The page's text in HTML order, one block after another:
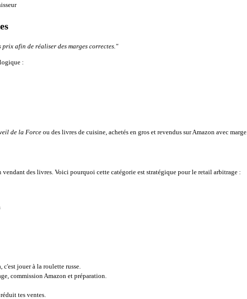
afin de réaliser des marges correctes."
:
de la Forceou des livres de cuisine, achetés en gros et revendus sur Amazon avec marge.
vendant des livres. Voici pourquoi cette catégorie est stratégique pour le retail arbitrage :
jouer à la roulette russe.
commission Amazon et préparation.
tes ventes.